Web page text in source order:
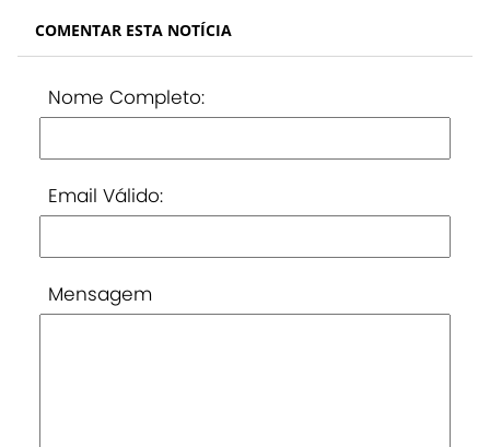
COMENTAR ESTA NOTÍCIA
Nome Completo:
Email Válido:
Mensagem